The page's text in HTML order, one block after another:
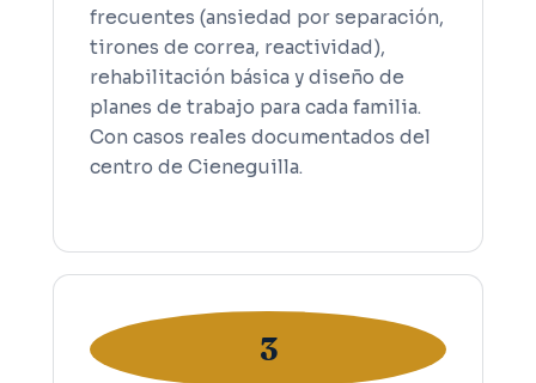
frecuentes (ansiedad por separación,
tirones de correa, reactividad),
rehabilitación básica y diseño de
planes de trabajo para cada familia.
Con casos reales documentados del
centro de Cieneguilla.
3